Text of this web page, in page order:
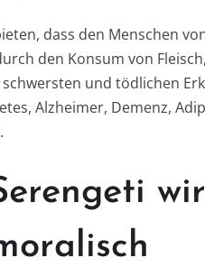
dass den Menschen
den Konsum von
und tödlichen
Alzheimer, Demenz,